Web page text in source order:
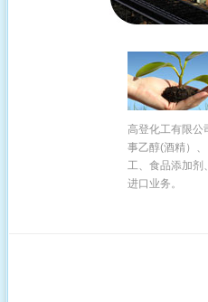
高登化工有限公
事乙醇(酒精）
工、食品添加剂
进口业务。